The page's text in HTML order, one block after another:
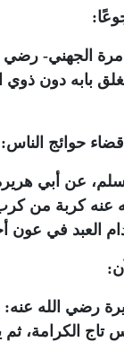
الجهني- رضي
بابه دون ذوي
عن أبي
عنه كربة من كرب
العبد في عون
رضي الله عنه:
تاج الكرامة،